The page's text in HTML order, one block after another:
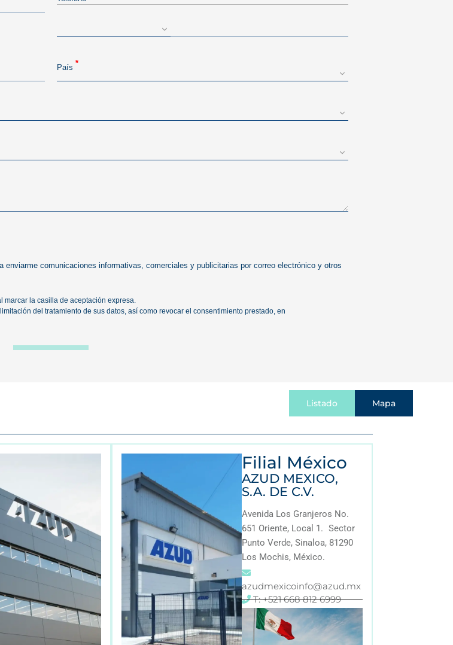
Listado Mapa
Filial México
AZUD MEXICO,
S.A. DE C.V.
Avenida Los Granjeros No.
651 Oriente, Local 1. Sector
Punto Verde, Sinaloa, 81290
Los Mochis, México.
azudmexicoinfo@azud.mx
T: +521 668 812 6999